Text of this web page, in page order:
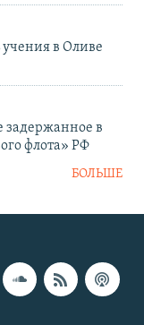
учения в Оливе
в
флота» РФ
БОЛЬШЕ